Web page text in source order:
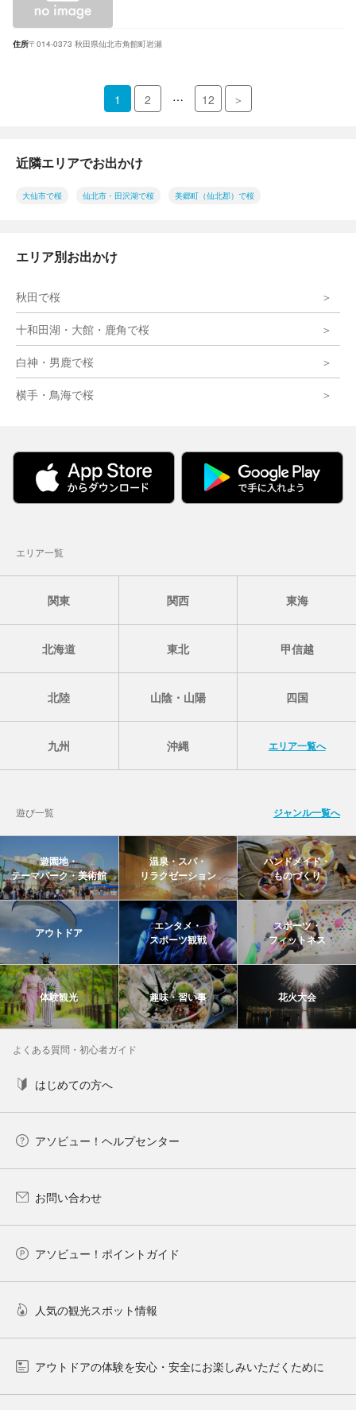
住所〒014-0373 秋田県仙北市角館町岩瀬
1 2 … 12 ＞
近隣エリアでお出かけ
大仙市で桜 仙北市・田沢湖で桜 美郷町（仙北郡）で桜
エリア別お出かけ
秋田で桜
十和田湖・大館・鹿角で桜
白神・男鹿で桜
横手・鳥海で桜
エリア一覧
関東 関西 東海
北海道 東北 甲信越
北陸 山陰・山陽 四国
九州 沖縄 エリア一覧へ
遊び一覧 ジャンル一覧へ
遊園地・
テーマパーク・美術館
温泉・スパ・
リラクゼーション
ハンドメイド・
ものづくり
アウトドア
エンタメ・
スポーツ観戦
スポーツ・
フィットネス
体験観光 趣味・習い事 花火大会
よくある質問・初心者ガイド
はじめての方へ
アソビュー！ヘルプセンター
お問い合わせ
アソビュー！ポイントガイド
人気の観光スポット情報
アウトドアの体験を安心・安全にお楽しみいただくために